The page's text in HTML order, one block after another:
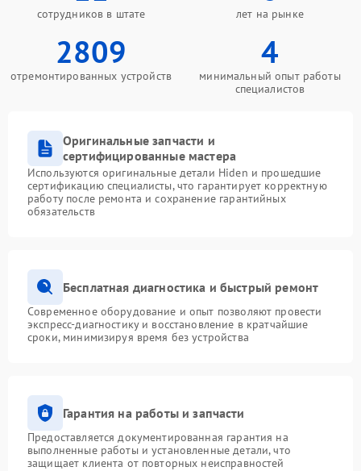
сотрудников в штате лет на рынке
2809
отремонтированных устройств
4
минимальный опыт работы
специалистов
Оригинальные запчасти и
сертифицированные мастера
Используются оригинальные детали Hiden и прошедшие
сертификацию специалисты, что гарантирует корректную
работу после ремонта и сохранение гарантийных
обязательств
Бесплатная диагностика и быстрый ремонт
Современное оборудование и опыт позволяют провести
экспресс-диагностику и восстановление в кратчайшие
сроки, минимизируя время без устройства
Гарантия на работы и запчасти
Предоставляется документированная гарантия на
выполненные работы и установленные детали, что
защищает клиента от повторных неисправностей